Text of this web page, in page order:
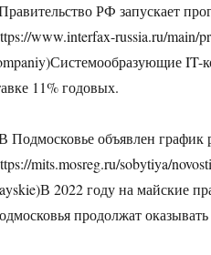
РФ запускает
www.interfax-russia.ru/main/
IT-
11% годовых.
Подмосковье объявлен
mits.mosreg.ru/sobytiya/
2022 году на майские
продолжат оказывать